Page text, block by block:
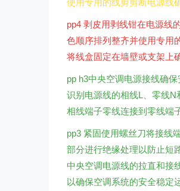
使用专用的线剪剪断电源线
pp4 剥皮用剥线钳在电源线
色顺序排列整齐并使用专用
将线盒固定在墙壁或支架上
pp h3中央空调电源接线确
识别电源线的相线L、零线
相线端子零线连接到零线端
pp3 紧固使用螺丝刀将接线
部分进行绝缘处理以防止短
中央空调电源线的拉直和接
以确保空调系统的安全稳定